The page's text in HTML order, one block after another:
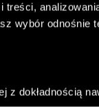
treści,
wybór odnośnie
z dokładnością